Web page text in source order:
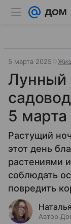
5 марта 2025
Лунный
5 марта
Растущий
этот день
растениями
соблюдать
повредить
Автор